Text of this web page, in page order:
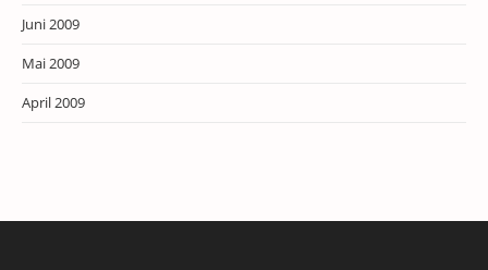
Juni 2009
Mai 2009
April 2009